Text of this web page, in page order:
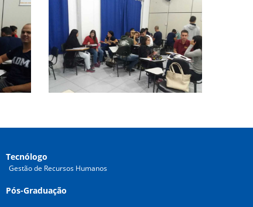
Tecnólogo
Gestão de Recursos Humanos
Pós-Graduação